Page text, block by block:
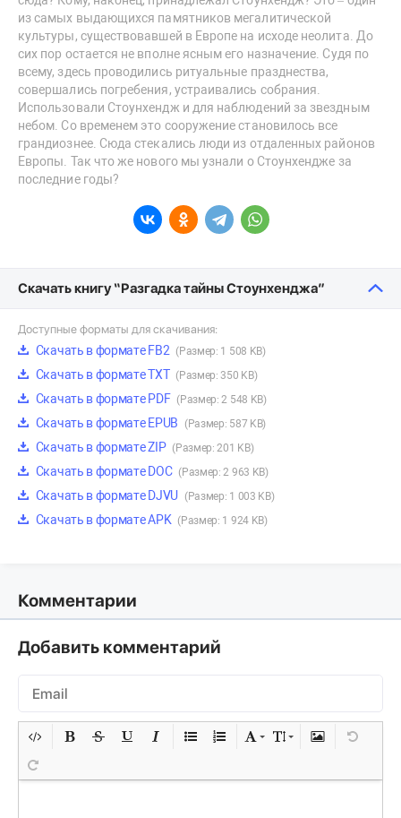
из самых выдающихся памятников мегалитической
культуры, существовавшей в Европе на исходе неолита. До
сих пор остается не вполне ясным его назначение. Судя по
всему, здесь проводились ритуальные празднества,
совершались погребения, устраивались собрания.
Использовали Стоунхендж и для наблюдений за звездным
небом. Со временем это сооружение становилось все
грандиознее. Сюда стекались люди из отдаленных районов
Европы. Так что же нового мы узнали о Стоунхендже за
последние годы?
Скачать книгу “Разгадка тайны Стоунхенджа”
Доступные форматы для скачивания:
Скачать в формате FB2 (Размер: 1 508 KB)
Скачать в формате TXT (Размер: 350 KB)
Скачать в формате PDF (Размер: 2 548 KB)
Скачать в формате EPUB (Размер: 587 KB)
Скачать в формате ZIP (Размер: 201 KB)
Скачать в формате DOC (Размер: 2 963 KB)
Скачать в формате DJVU (Размер: 1 003 KB)
Скачать в формате APK (Размер: 1 924 KB)
Комментарии
Добавить комментарий